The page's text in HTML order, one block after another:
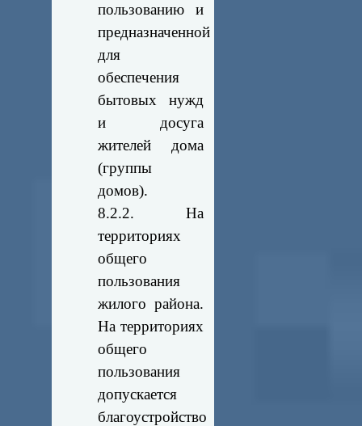
пользованию и
предназначенной
для
обеспечения
бытовых нужд
и досуга
жителей дома
(группы
домов).
8.2.2. На
территориях
общего
пользования
жилого района.
На территориях
общего
пользования
допускается
благоустройство